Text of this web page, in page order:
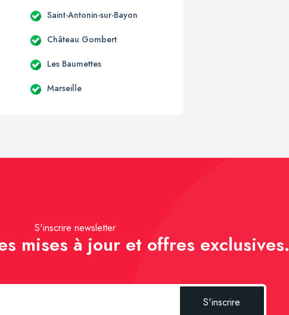
Saint-Antonin-sur-Bayon
Château Gombert
Les Baumettes
Marseille
S'inscrire newsletter
mises à jour et offres exclusives.
S'inscrire